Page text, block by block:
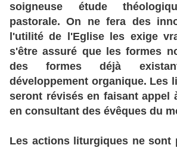
soigneuse étude
pastorale. On ne fera des
l'utilité de l'Eglise les exige
s'être assuré que les formes
des formes déjà
développement organique. Les
seront révisés en faisant appel
en consultant des évêques du
Les actions liturgiques ne sont